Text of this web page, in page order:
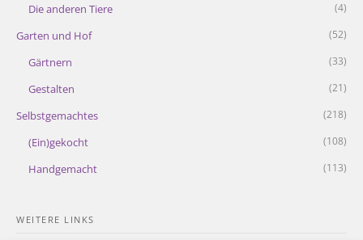
Die anderen Tiere (4)
Garten und Hof (52)
Gärtnern (33)
Gestalten (21)
Selbstgemachtes (218)
(Ein)gekocht (108)
Handgemacht (113)
WEITERE LINKS